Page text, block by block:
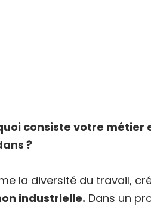
consiste votre
?
la diversité du travail,
industrielle. Dans un